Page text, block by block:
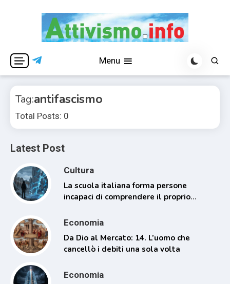
Attivismo.info
Menu
Tag:antifascismo
Total Posts: 0
Latest Post
Cultura
La scuola italiana forma persone
incapaci di comprendere il proprio
Economia
Da Dio al Mercato: 14. L’uomo che
cancellò i debiti una sola volta
Economia